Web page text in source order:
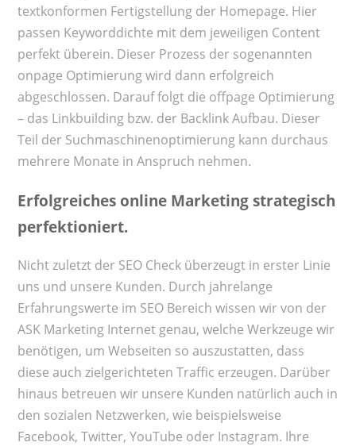
textkonformen Fertigstellung der Homepage. Hier
passen Keyworddichte mit dem jeweiligen Content
perfekt überein. Dieser Prozess der sogenannten
onpage Optimierung wird dann erfolgreich
abgeschlossen. Darauf folgt die offpage Optimierung
– das Linkbuilding bzw. der Backlink Aufbau. Dieser
Teil der Suchmaschinenoptimierung kann durchaus
mehrere Monate in Anspruch nehmen.
Erfolgreiches online Marketing strategisch
perfektioniert.
Nicht zuletzt der SEO Check überzeugt in erster Linie
uns und unsere Kunden. Durch jahrelange
Erfahrungswerte im SEO Bereich wissen wir von der
ASK Marketing Internet genau, welche Werkzeuge wir
benötigen, um Webseiten so auszustatten, dass
diese auch zielgerichteten Traffic erzeugen. Darüber
hinaus betreuen wir unsere Kunden natürlich auch in
den sozialen Netzwerken, wie beispielsweise
Facebook, Twitter, YouTube oder Instagram. Ihre